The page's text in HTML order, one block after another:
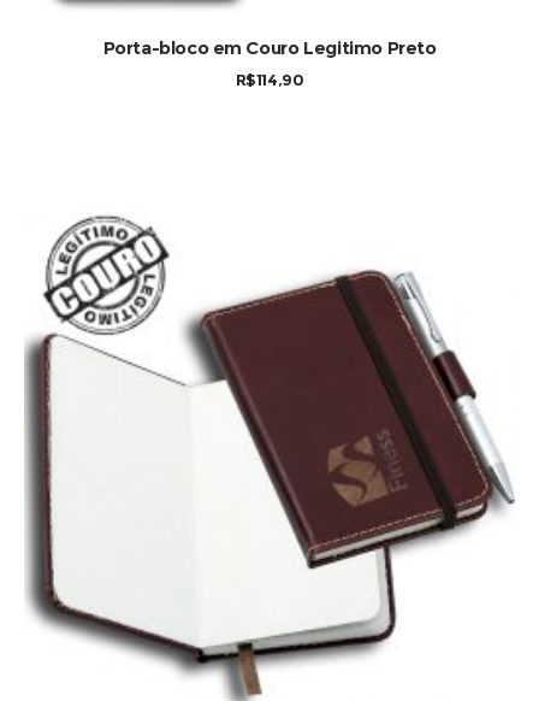
COMPRAR
Porta-bloco em Couro Legitimo Preto
R$114,90